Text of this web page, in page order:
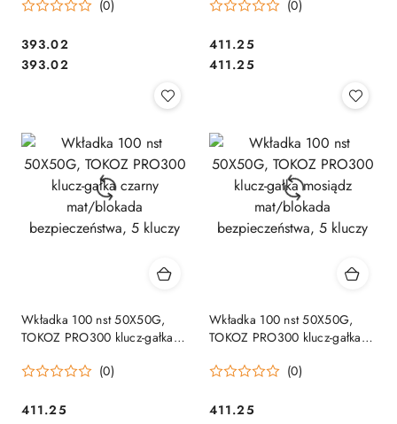
(0)
Cena:
393.02
Cena:
393.02
bezpieczeństwa, 5 kluczy
(0)
Cena:
411.25
Cena:
411.25
Wkładka 100 nst 50X50G,
TOKOZ PRO300 klucz-gałka
bezpieczeństwa, 5 kluczy
(0)
Cena:
411.25
Wkładka 100 nst 50X50G,
TOKOZ PRO300 klucz-gałka
bezpieczeństwa, 5 kluczy
(0)
Cena:
411.25